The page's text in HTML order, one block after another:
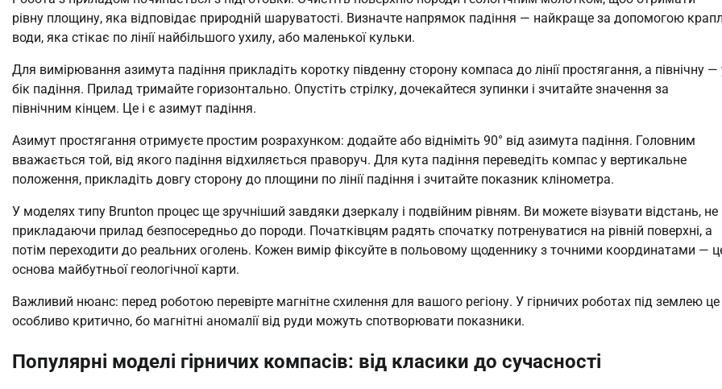
рівну площину, яка відповідає природній шаруватості. Визначте напрямок падіння — найкраще за допомогою
води, яка стікає по лінії найбільшого ухилу, або маленької кульки.
Для вимірювання азимута падіння прикладіть коротку південну сторону компаса до лінії простягання, а північну —
бік падіння. Прилад тримайте горизонтально. Опустіть стрілку, дочекайтеся зупинки і зчитайте значення за
північним кінцем. Це і є азимут падіння.
Азимут простягання отримуєте простим розрахунком: додайте або відніміть 90° від азимута падіння. Головним
вважається той, від якого падіння відхиляється праворуч. Для кута падіння переведіть компас у вертикальне
положення, прикладіть довгу сторону до площини по лінії падіння і зчитайте показник клінометра.
У моделях типу Brunton процес ще зручніший завдяки дзеркалу і подвійним рівням. Ви можете візувати відстань, не
прикладаючи прилад безпосередньо до породи. Початківцям радять спочатку потренуватися на рівній поверхні, а
потім переходити до реальних оголень. Кожен вимір фіксуйте в польовому щоденнику з точними координатами —
основа майбутньої геологічної карти.
Важливий нюанс: перед роботою перевірте магнітне схилення для вашого регіону. У гірничих роботах під землею це
особливо критично, бо магнітні аномалії від руди можуть спотворювати показники.
Популярні моделі гірничих компасів: від класики до сучасності